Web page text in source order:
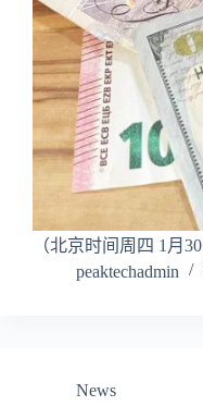
（北京时间周四 1月
peaktechadmin
News